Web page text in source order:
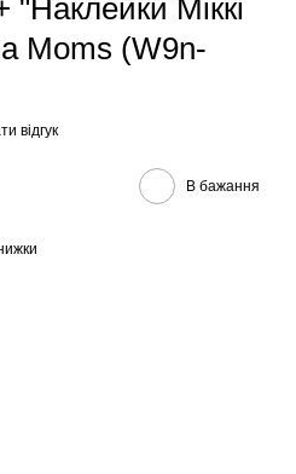
Міккі
Moms (W9n-
відгук
В бажання